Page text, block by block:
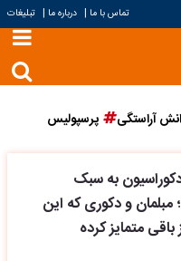
تماس با ما | درباره ما | تبلیغات
آراستگی پرسپولیس
به سبک
مبلمان و دکوری که این
متمایز کرده